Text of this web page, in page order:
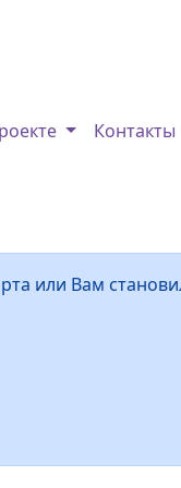
Контакты
или Вам